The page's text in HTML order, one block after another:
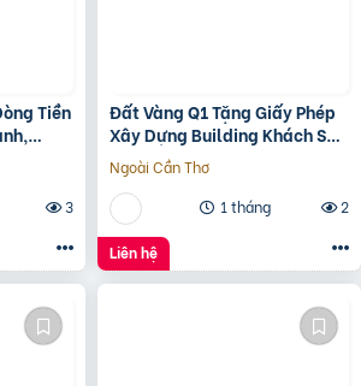
Tiền
3
Đất Vàng Q1 Tặng Giấy Phép
Xây Dựng Building Khách Sạn
12 Tầng
Ngoài Cần Thơ
1 tháng
2
Liên hệ